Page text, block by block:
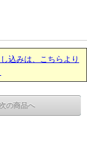
込みは、こちらより
次の商品へ